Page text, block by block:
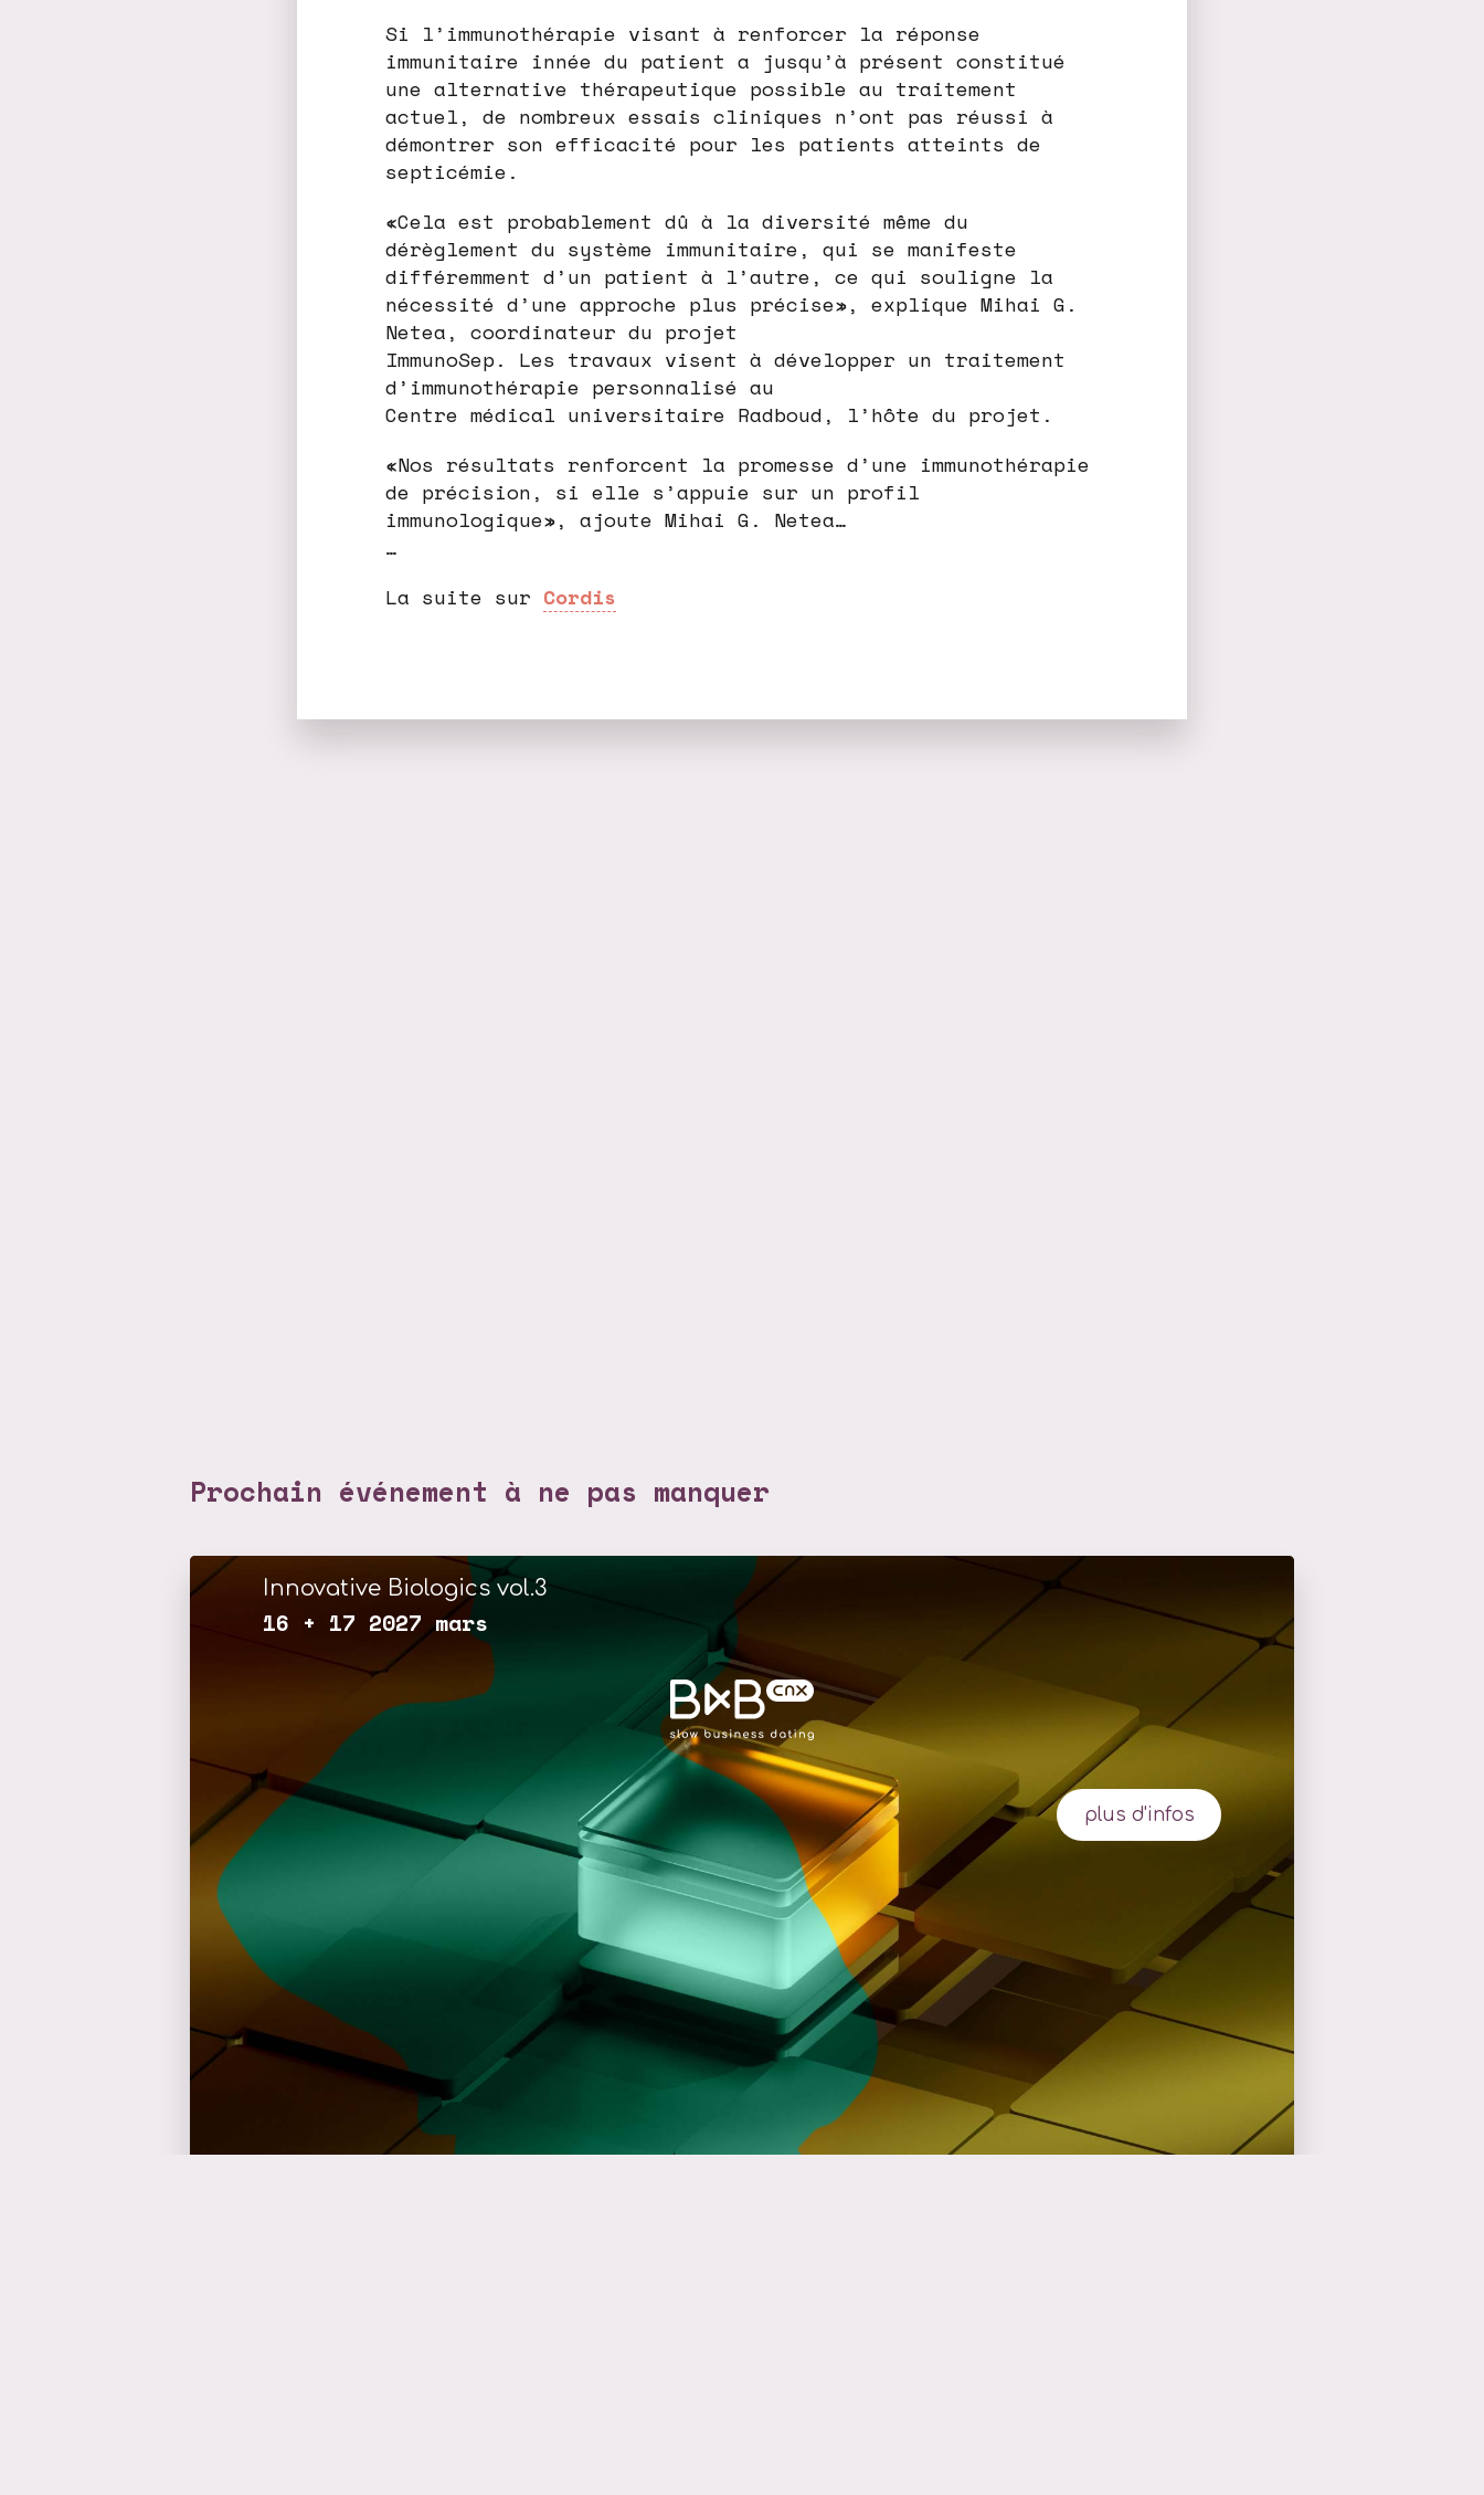
Si l’immunothérapie visant à renforcer la réponse
immunitaire innée du patient a jusqu’à présent constitué
une alternative thérapeutique possible au traitement
actuel, de nombreux essais cliniques n’ont pas réussi à
démontrer son efficacité pour les patients atteints de
septicémie.
«Cela est probablement dû à la diversité même du
dérèglement du système immunitaire, qui se manifeste
différemment d’un patient à l’autre, ce qui souligne la
nécessité d’une approche plus précise», explique Mihai G.
Netea, coordinateur du projet
ImmunoSep. Les travaux visent à développer un traitement
d’immunothérapie personnalisé au
Centre médical universitaire Radboud, l’hôte du projet.
«Nos résultats renforcent la promesse d’une immunothérapie
de précision, si elle s’appuie sur un profil
immunologique», ajoute Mihai G. Netea…
…
La suite sur Cordis
Prochain événement à ne pas manquer
Innovative Biologics vol.3
16 + 17 2027 mars
plus d'infos